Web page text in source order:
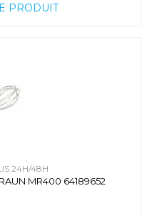
PRODUIT
24H/48H
MR400 64189652